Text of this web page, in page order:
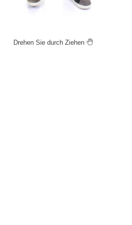
Drehen Sie durch Ziehen 